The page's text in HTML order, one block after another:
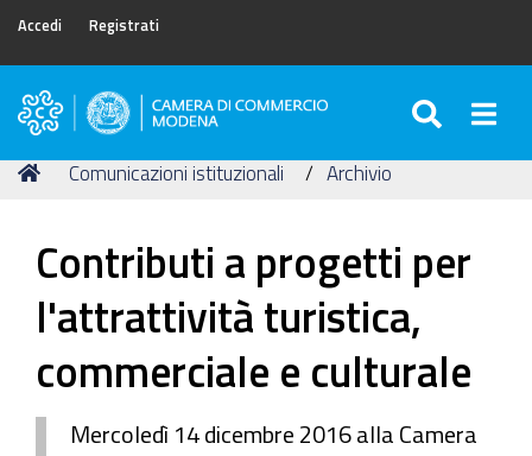
Accedi Registrati
Camera
Commercio
Tu
Home
Comunicazioni istituzionali Archivio
Contributi a progetti per
l'attrattività turistica,
commerciale e culturale
Mercoledì 14 dicembre 2016 alla Camera